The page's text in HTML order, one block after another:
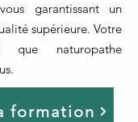
garantissant un
supérieure. Votre
naturopathe
formation